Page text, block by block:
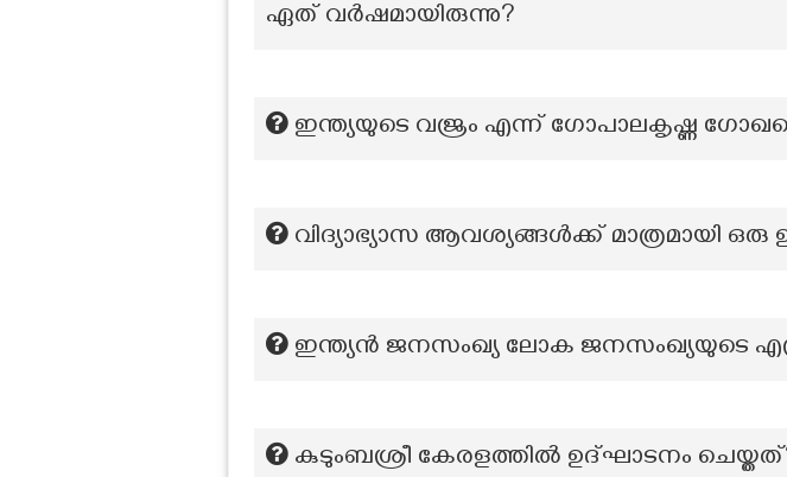
ഏത് വർഷമായിരുന്നു?
ഇന്ത്യയുടെ വജ്രം എന്ന് ഗോപാലകൃഷ്ണ
വിദ്യാഭ്യാസ ആവശ്യങ്ങൾക്ക് മാത്രമായി ഒരു
ഇന്ത്യൻ ജനസംഖ്യ ലോക ജനസംഖ്യയുടെ
കുടുംബശ്രീ കേരളത്തില്‍ ഉദ്ഘാടനം